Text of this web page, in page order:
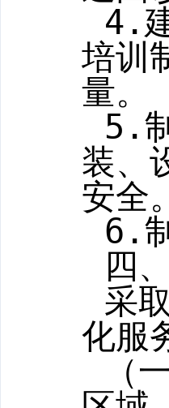
4.
培训
量。
5.
装、
安全。
6.
四
采
化服
（